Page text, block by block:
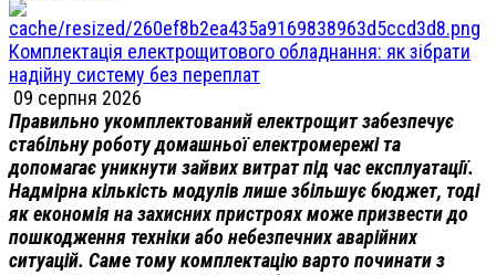
Комплектація електрощитового обладнання: як зібрати
надійну систему без переплат
09 серпня 2026
Правильно укомплектований електрощит забезпечує
стабільну роботу домашньої електромережі та
допомагає уникнути зайвих витрат під час експлуатації.
Надмірна кількість модулів лише збільшує бюджет, тоді
як економія на захисних пристроях може призвести до
пошкодження техніки або небезпечних аварійних
ситуацій. Саме тому комплектацію варто починати з